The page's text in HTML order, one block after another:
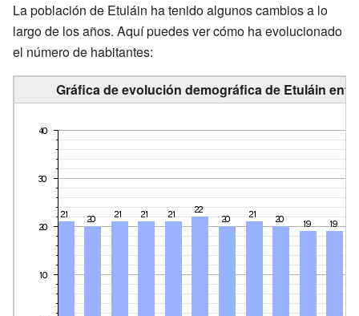
La población de Etuláin ha tenido algunos cambios a lo
largo de los años. Aquí puedes ver cómo ha evolucionado
el número de habitantes:
Gráfica de evolución demográfica de Etuláin